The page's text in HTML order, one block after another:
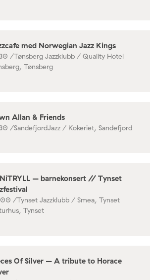
med Norwegian Jazz Kings
/Tønsberg Jazzklubb / Quality Hotel
Tønsberg
Allan & Friends
/SandefjordJazz / Kokeriet, Sandefjord
– barnekonsert // Tynset
/Tynset Jazzklubb / Smea, Tynset
Tynset
Of Silver – A tribute to Horace